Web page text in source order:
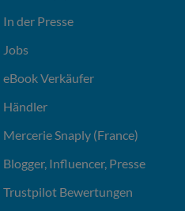
In der Presse
Jobs
eBook Verkäufer
Händler
Mercerie Snaply (France)
Blogger, Influencer, Presse
Trustpilot Bewertungen